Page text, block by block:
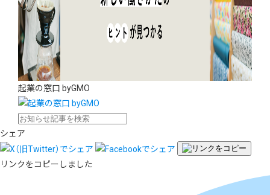
起業の窓口 byGMO
シェア
リンクをコピーしました